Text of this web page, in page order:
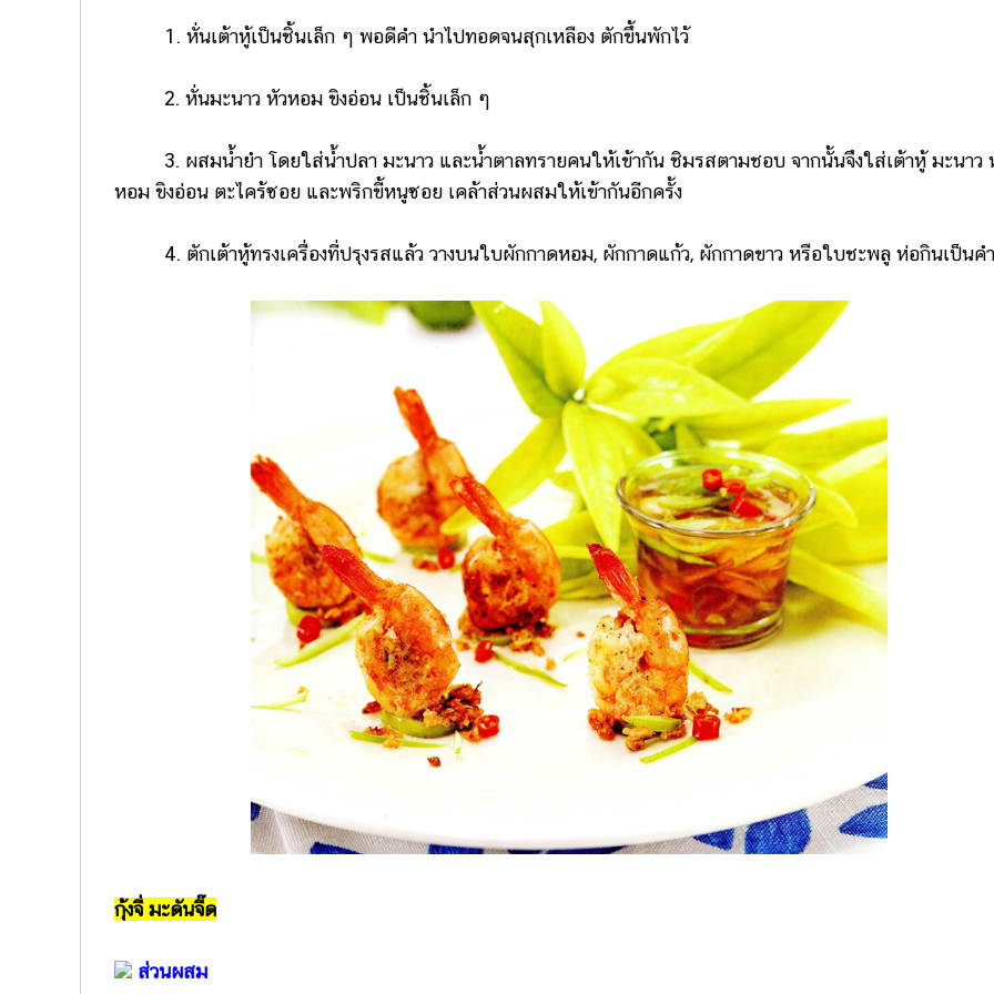
1. หั่นเต้าหู้เป็นชิ้นเล็ก ๆ พอดีคำ นำไปทอดจนสุกเหลือง ตักขึ้นพักไว้
2. หั่นมะนาว หัวหอม ขิงอ่อน เป็นชิ้นเล็ก ๆ
3. ผสมน้ำยำ โดยใส่น้ำปลา มะนาว และน้ำตาลทรายคนให้เข้ากัน ชิมรสตามชอบ จากนั้นจึงใส่เต้าหู้ มะนาว
หอม ขิงอ่อน ตะไคร้ซอย และพริกขี้หนูซอย เคล้าส่วนผสมให้เข้ากันอีกครั้ง
4. ตักเต้าหู้ทรงเครื่องที่ปรุงรสแล้ว วางบนใบผักกาดหอม, ผักกาดแก้ว, ผักกาดขาว หรือใบชะพลู ห่อกินเป็นค
กุ้งจี่ มะดันจี๊ด
ส่วนผสม